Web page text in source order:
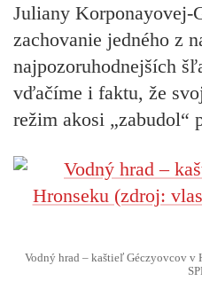
Juliany Korponayovej-
zachovanie jedného z
najpozoruhodnejších
vďačíme i faktu, že
režim akosi „zabudol“
Vodný hrad – kaštieľ Géczyovcov v